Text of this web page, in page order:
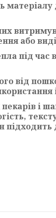
або
під
від
і